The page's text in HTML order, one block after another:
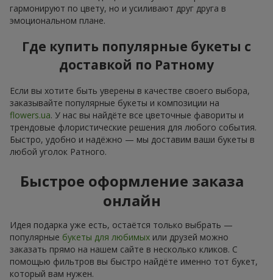
гармонируют по цвету, но и усиливают друг друга в
эмоциональном плане.
Где купить популярные букеты с
доставкой по Ратному
Если вы хотите быть уверены в качестве своего выбора,
заказывайте популярные букеты и композиции на
flowers.ua. У нас вы найдёте все цветочные фавориты и
трендовые флористические решения для любого события.
Быстро, удобно и надёжно — мы доставим ваши букеты в
любой уголок Ратного.
Быстрое оформление заказа
онлайн
Идея подарка уже есть, остаётся только выбрать —
популярные букеты для любимых или друзей можно
заказать прямо на нашем сайте в несколько кликов. С
помощью фильтров вы быстро найдёте именно тот букет,
который вам нужен.